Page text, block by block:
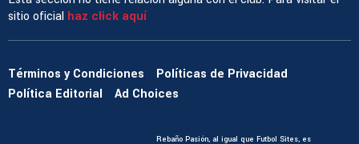
sitio oficial haz click aquí
Términos y Condiciones
Políticas de Privacidad
Política Editorial
Ad Choices
Rebaño Pasión, al igual que Futbol Sites, es